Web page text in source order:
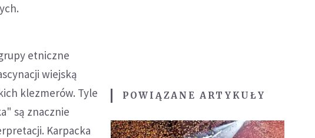
etniczne
wiejską
klezmerów. Tyle
są znacznie
Karpacka
POWIĄZANE ARTYKUŁY